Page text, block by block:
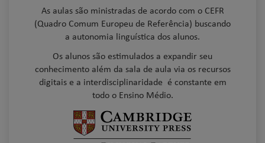
As aulas são ministradas de acordo com o CEFR
(Quadro Comum Europeu de Referência) buscando
a autonomia linguística dos alunos.
Os alunos são estimulados a expandir seu
conhecimento além da sala de aula via os recursos
digitais e a interdisciplinaridade é constante em
todo o Ensino Médio.